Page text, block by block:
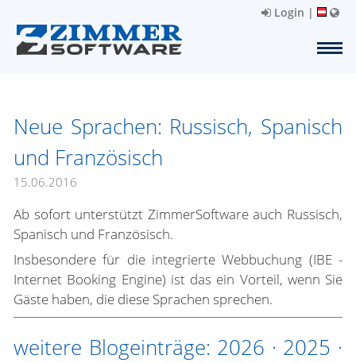
Login |
Neue Sprachen: Russisch, Spanisch
und Französisch
15.06.2016
Ab sofort unterstützt ZimmerSoftware auch Russisch,
Spanisch und Französisch.
Insbesondere für die integrierte Webbuchung (IBE -
Internet Booking Engine) ist das ein Vorteil, wenn Sie
Gäste haben, die diese Sprachen sprechen.
weitere Blogeinträge: 2026 · 2025 ·